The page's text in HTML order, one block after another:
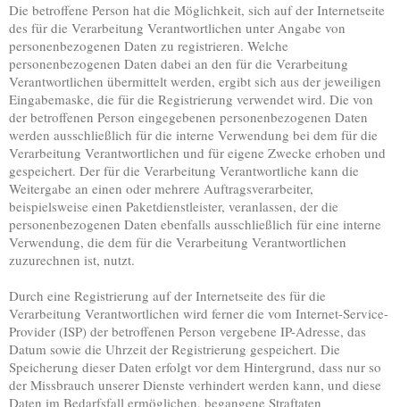
Die betroffene Person hat die Möglichkeit, sich auf der Internetseite
des für die Verarbeitung Verantwortlichen unter Angabe von
personenbezogenen Daten zu registrieren. Welche
personenbezogenen Daten dabei an den für die Verarbeitung
Verantwortlichen übermittelt werden, ergibt sich aus der jeweiligen
Eingabemaske, die für die Registrierung verwendet wird. Die von
der betroffenen Person eingegebenen personenbezogenen Daten
werden ausschließlich für die interne Verwendung bei dem für die
Verarbeitung Verantwortlichen und für eigene Zwecke erhoben und
gespeichert. Der für die Verarbeitung Verantwortliche kann die
Weitergabe an einen oder mehrere Auftragsverarbeiter,
beispielsweise einen Paketdienstleister, veranlassen, der die
personenbezogenen Daten ebenfalls ausschließlich für eine interne
Verwendung, die dem für die Verarbeitung Verantwortlichen
zuzurechnen ist, nutzt.
Durch eine Registrierung auf der Internetseite des für die
Verarbeitung Verantwortlichen wird ferner die vom Internet-Service-
Provider (ISP) der betroffenen Person vergebene IP-Adresse, das
Datum sowie die Uhrzeit der Registrierung gespeichert. Die
Speicherung dieser Daten erfolgt vor dem Hintergrund, dass nur so
der Missbrauch unserer Dienste verhindert werden kann, und diese
Daten im Bedarfsfall ermöglichen, begangene Straftaten